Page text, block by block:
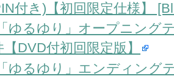
付き)【初回限定仕様】
ゆるゆり」オープニング
DVD付初回限定版】
ゆるゆり」エンディング